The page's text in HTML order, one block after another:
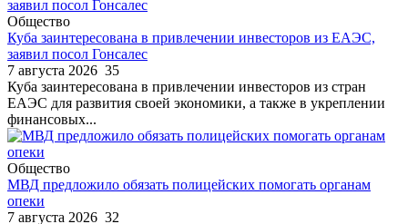
Общество
Куба заинтересована в привлечении инвесторов из ЕАЭС,
заявил посол Гонсалес
7 августа 2026 35
Куба заинтересована в привлечении инвесторов из стран
ЕАЭС для развития своей экономики, а также в укреплении
финансовых...
Общество
МВД предложило обязать полицейских помогать органам
опеки
7 августа 2026 32